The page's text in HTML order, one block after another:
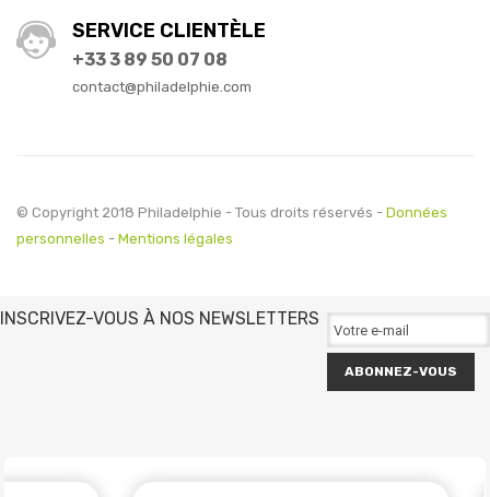
SERVICE CLIENTÈLE
+33 3 89 50 07 08
contact@philadelphie.com
© Copyright 2018 Philadelphie - Tous droits réservés - Données
personnelles - Mentions légales
INSCRIVEZ-VOUS À NOS NEWSLETTERS
ABONNEZ-VOUS